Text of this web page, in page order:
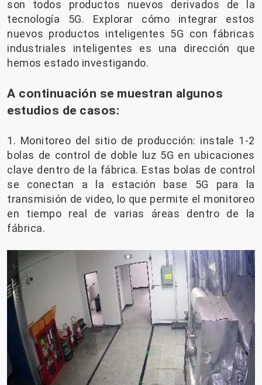
son todos productos nuevos derivados de la
tecnología 5G. Explorar cómo integrar estos
nuevos productos inteligentes 5G con fábricas
industriales inteligentes es una dirección que
hemos estado investigando.
A continuación se muestran algunos
estudios de casos:
1. Monitoreo del sitio de producción: instale 1-2
bolas de control de doble luz 5G en ubicaciones
clave dentro de la fábrica. Estas bolas de control
se conectan a la estación base 5G para la
transmisión de video, lo que permite el monitoreo
en tiempo real de varias áreas dentro de la
fábrica.